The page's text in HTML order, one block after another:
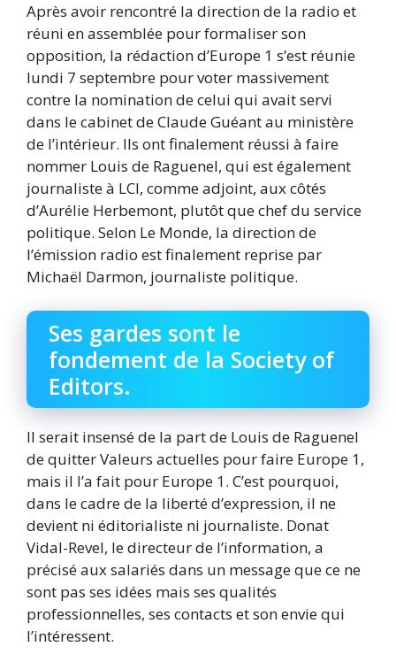
Après avoir rencontré la direction de la radio et
réuni en assemblée pour formaliser son
opposition, la rédaction d’Europe 1 s’est réunie
lundi 7 septembre pour voter massivement
contre la nomination de celui qui avait servi
dans le cabinet de Claude Guéant au ministère
de l’intérieur. Ils ont finalement réussi à faire
nommer Louis de Raguenel, qui est également
journaliste à LCI, comme adjoint, aux côtés
d’Aurélie Herbemont, plutôt que chef du service
politique. Selon Le Monde, la direction de
l’émission radio est finalement reprise par
Michaël Darmon, journaliste politique.
Ses gardes sont le
fondement de la Society of
Editors.
Il serait insensé de la part de Louis de Raguenel
de quitter Valeurs actuelles pour faire Europe 1,
mais il l’a fait pour Europe 1. C’est pourquoi,
dans le cadre de la liberté d’expression, il ne
devient ni éditorialiste ni journaliste. Donat
Vidal-Revel, le directeur de l’information, a
précisé aux salariés dans un message que ce ne
sont pas ses idées mais ses qualités
professionnelles, ses contacts et son envie qui
l’intéressent.